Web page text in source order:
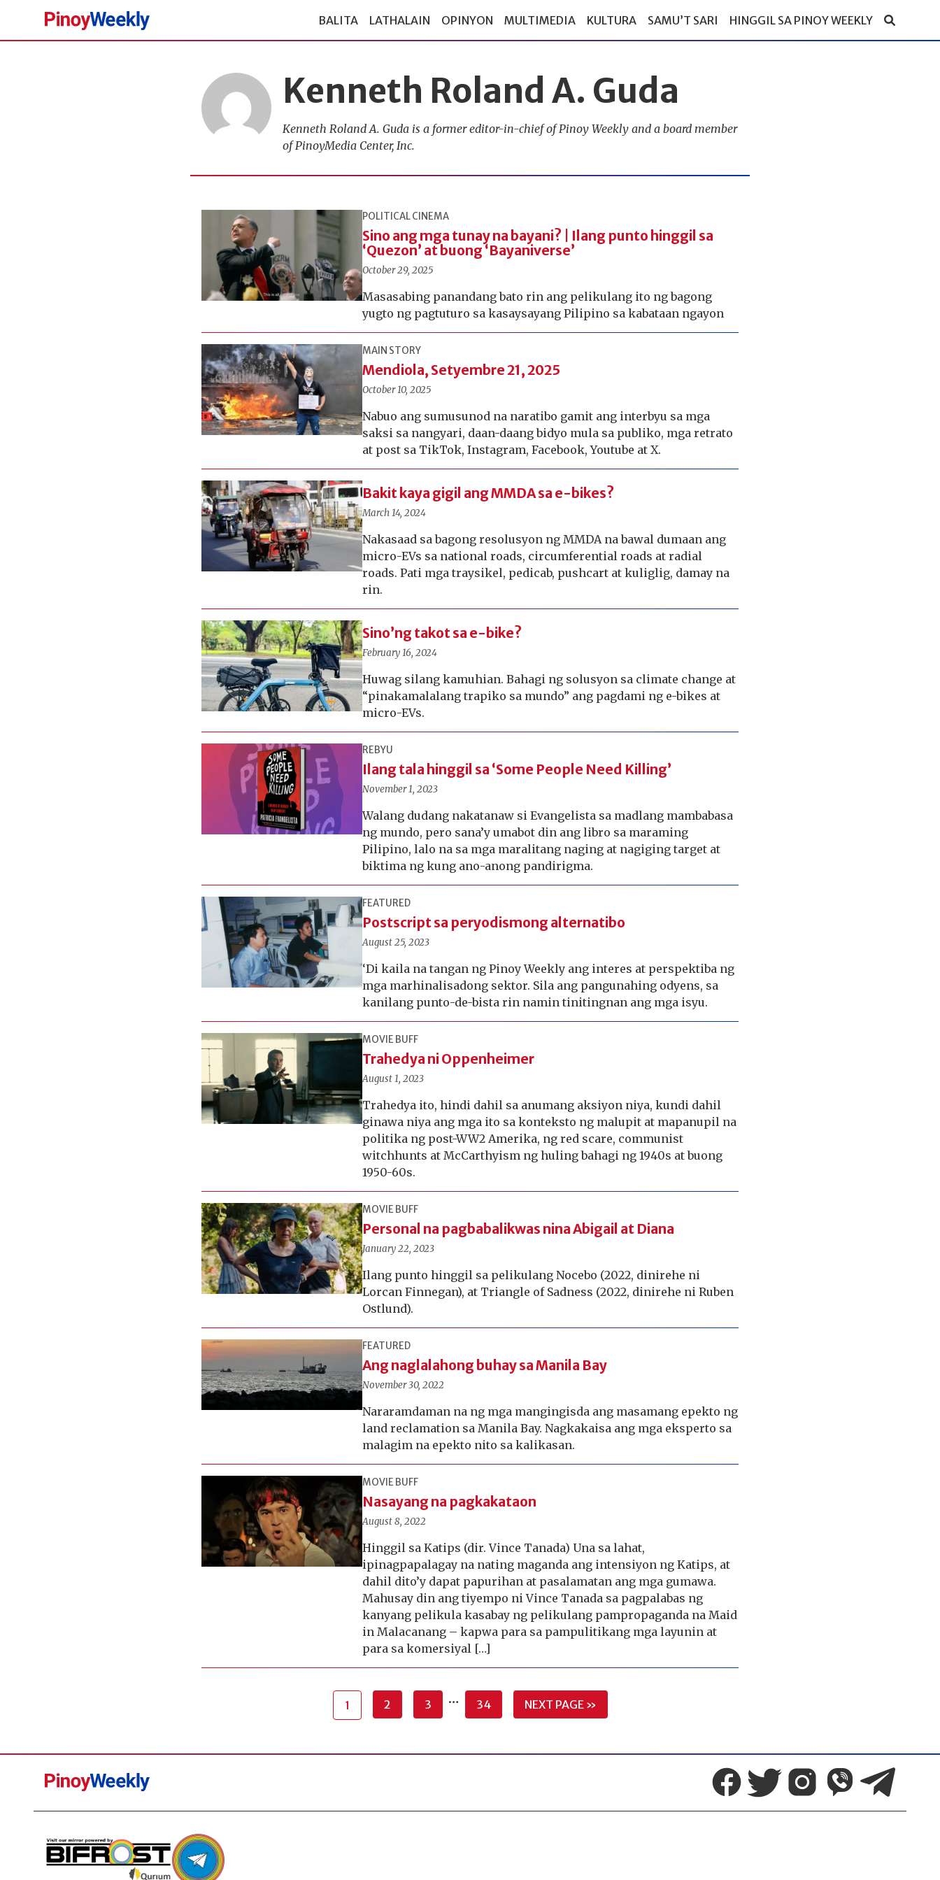
Pinoy
BALITA LATHALAIN OPINYON MULTIMEDIA KULTURA SAMU’T SARI HINGGIL SA PINOY WEEKLY
Kenneth Roland A. Guda
Kenneth Roland A. Guda is a former editor-in-chief of Pinoy Weekly and a board member
of PinoyMedia Center, Inc.
POLITICAL CINEMA
Sino ang mga tunay na bayani? | Ilang punto hinggil sa
‘Quezon’ at buong ‘Bayaniverse’
October 29, 2025
Masasabing panandang bato rin ang pelikulang ito ng bagong
yugto ng pagtuturo sa kasaysayang Pilipino sa kabataan ngayon
MAIN STORY
Mendiola, Setyembre 21, 2025
October 10, 2025
Nabuo ang sumusunod na naratibo gamit ang interbyu sa mga
saksi sa nangyari, daan-daang bidyo mula sa publiko, mga retrato
at post sa TikTok, Instagram, Facebook, Youtube at X.
Bakit kaya gigil ang MMDA sa e-bikes?
March 14, 2024
Nakasaad sa bagong resolusyon ng MMDA na bawal dumaan ang
micro-EVs sa national roads, circumferential roads at radial
roads. Pati mga traysikel, pedicab, pushcart at kuliglig, damay na
rin.
Sino’ng takot sa e-bike?
February 16, 2024
Huwag silang kamuhian. Bahagi ng solusyon sa climate change at
“pinakamalalang trapiko sa mundo” ang pagdami ng e-bikes at
micro-EVs.
REBYU
Ilang tala hinggil sa ‘Some People Need Killing’
November 1, 2023
Walang dudang nakatanaw si Evangelista sa madlang mambabasa
ng mundo, pero sana’y umabot din ang libro sa maraming
Pilipino, lalo na sa mga maralitang naging at nagiging target at
biktima ng kung ano-anong pandirigma.
FEATURED
Postscript sa peryodismong alternatibo
August 25, 2023
‘Di kaila na tangan ng Pinoy Weekly ang interes at perspektiba ng
mga marhinalisadong sektor. Sila ang pangunahing odyens, sa
kanilang punto-de-bista rin namin tinitingnan ang mga isyu.
MOVIE BUFF
Trahedya ni Oppenheimer
August 1, 2023
Trahedya ito, hindi dahil sa anumang aksiyon niya, kundi dahil
ginawa niya ang mga ito sa konteksto ng malupit at mapanupil na
politika ng post-WW2 Amerika, ng red scare, communist
witchhunts at McCarthyism ng huling bahagi ng 1940s at buong
1950-60s.
MOVIE BUFF
Personal na pagbabalikwas nina Abigail at Diana
January 22, 2023
Ilang punto hinggil sa pelikulang Nocebo (2022, dinirehe ni
Lorcan Finnegan), at Triangle of Sadness (2022, dinirehe ni Ruben
Ostlund).
FEATURED
Ang naglalahong buhay sa Manila Bay
November 30, 2022
Nararamdaman na ng mga mangingisda ang masamang epekto ng
land reclamation sa Manila Bay. Nagkakaisa ang mga eksperto sa
malagim na epekto nito sa kalikasan.
MOVIE BUFF
Nasayang na pagkakataon
August 8, 2022
Hinggil sa Katips (dir. Vince Tanada) Una sa lahat,
ipinagpapalagay na nating maganda ang intensiyon ng Katips, at
dahil dito’y dapat papurihan at pasalamatan ang mga gumawa.
Mahusay din ang tiyempo ni Vince Tanada sa pagpalabas ng
kanyang pelikula kasabay ng pelikulang pampropaganda na Maid
in Malacanang – kapwa para sa pampulitikang mga layunin at
para sa komersiyal […]
1 2 3 … 34 NEXT PAGE »
Pinoy
Weekly